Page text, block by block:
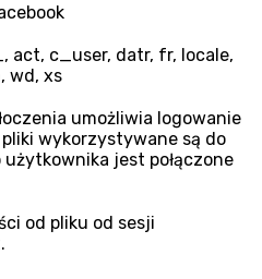
act, c_user, datr, fr, locale,
wd, xs
umożliwia logowanie
pliki wykorzystywane są do
jest połączone
od pliku od sesji